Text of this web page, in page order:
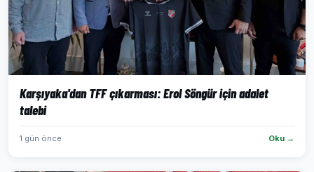
Karşıyaka'dan TFF çıkarması: Erol Söngür için adalet
talebi
1 gün önce Oku →